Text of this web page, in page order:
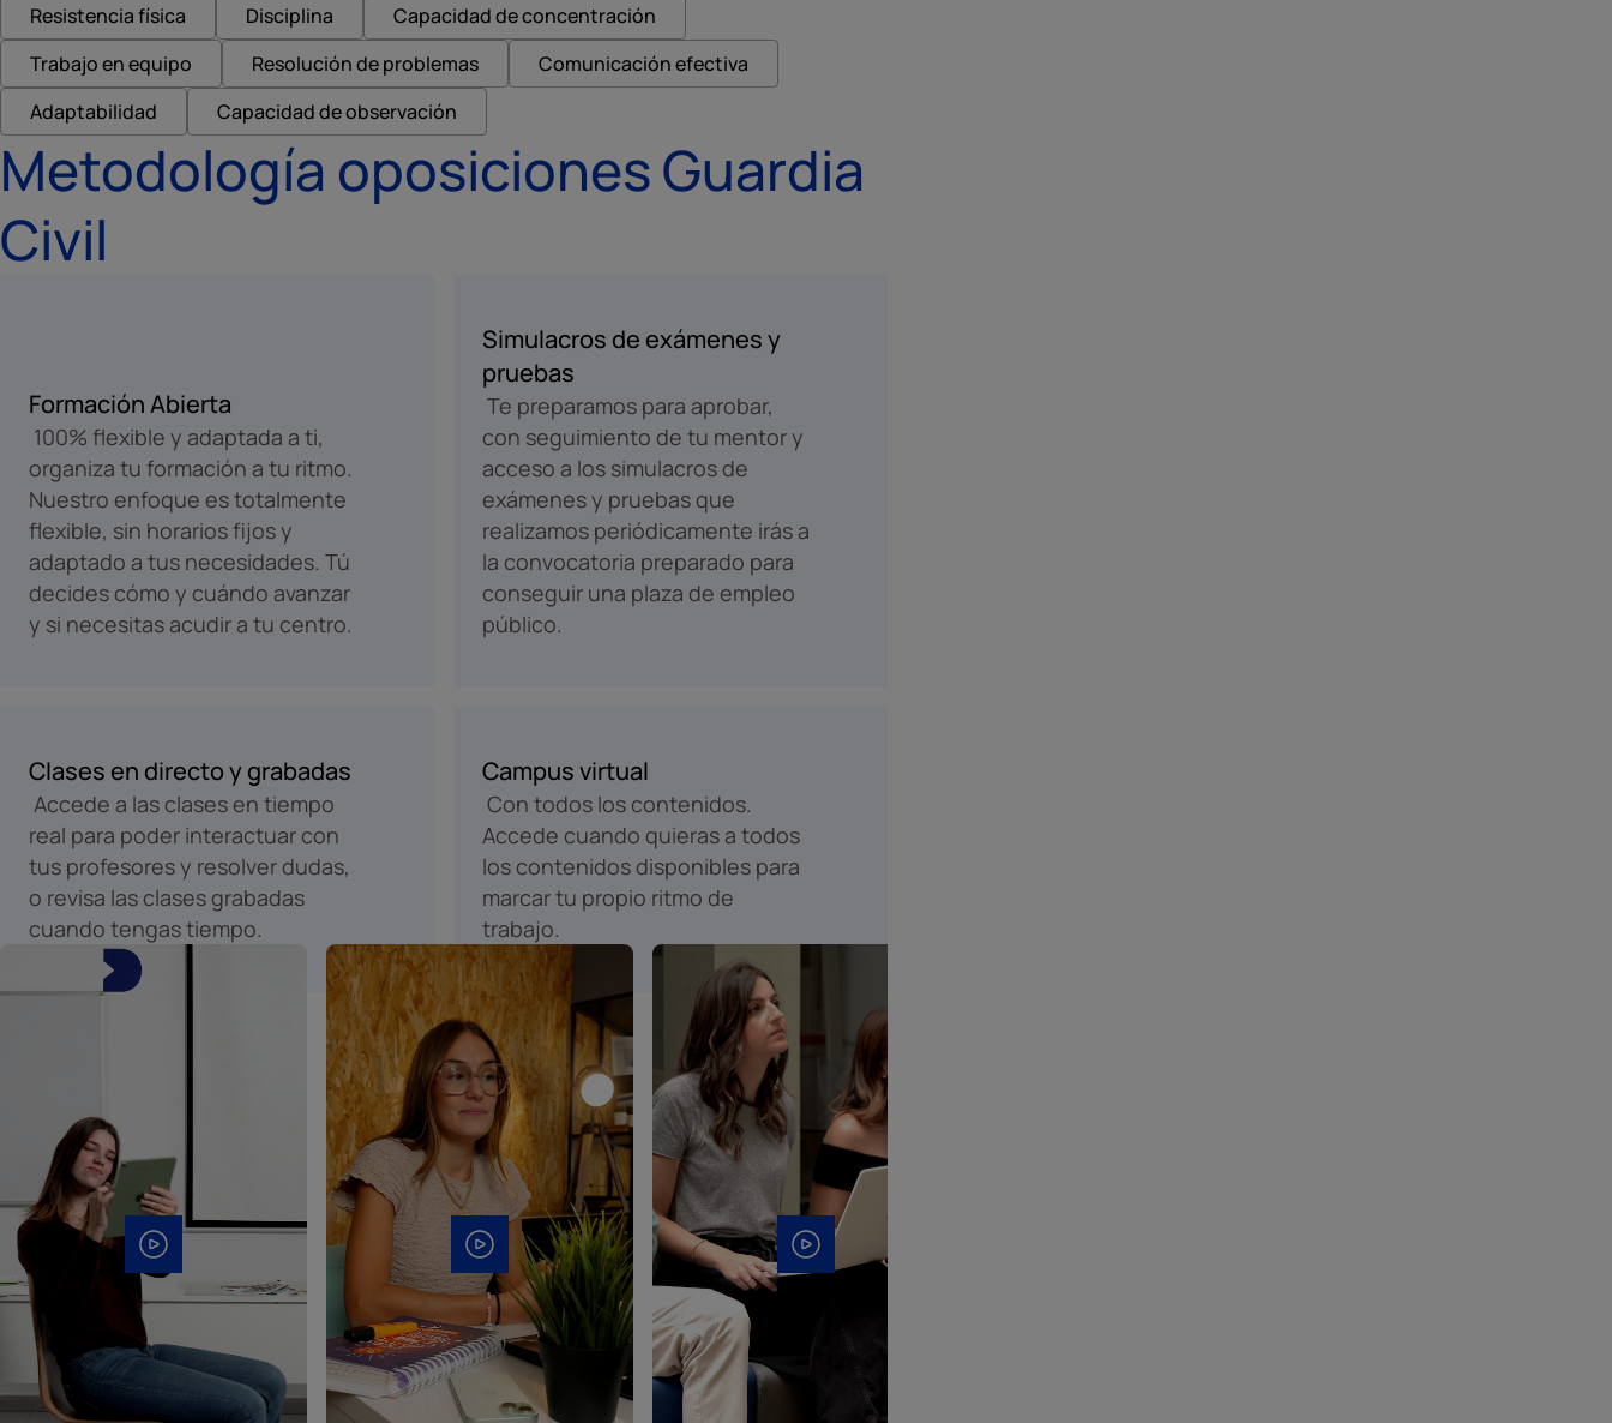
Resistencia física Disciplina
Capacidad de concentración
Trabajo en equipo
Resolución de problemas
Comunicación efectiva
Adaptabilidad
Capacidad de observación
Metodología oposiciones Guardia
Civil
Formación Abierta
100% flexible y adaptada a ti,
organiza tu formación a tu ritmo.
Nuestro enfoque es totalmente
flexible, sin horarios fijos y
adaptado a tus necesidades. Tú
decides cómo y cuándo avanzar
y si necesitas acudir a tu centro.
Simulacros de exámenes y
pruebas
Te preparamos para aprobar,
con seguimiento de tu mentor y
acceso a los simulacros de
exámenes y pruebas que
realizamos periódicamente irás a
la convocatoria preparado para
conseguir una plaza de empleo
público.
Clases en directo y grabadas
Accede a las clases en tiempo
real para poder interactuar con
tus profesores y resolver dudas,
o revisa las clases grabadas
cuando tengas tiempo.
Campus virtual
Con todos los contenidos.
Accede cuando quieras a todos
los contenidos disponibles para
marcar tu propio ritmo de
trabajo.